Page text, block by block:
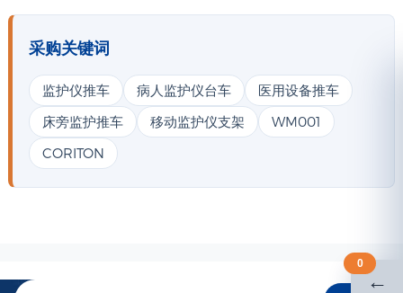
采购关键词
监护仪推车 病人监护仪台车
医用设备推车
床旁监护推车
移动监护仪支架
WM001
CORITON
←
0